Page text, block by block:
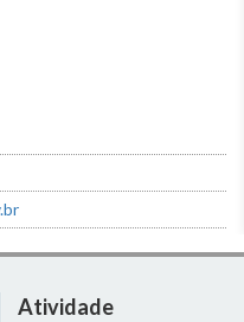
Atividade